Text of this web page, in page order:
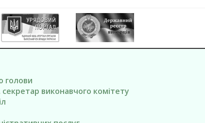
голови
виконавчого комітету